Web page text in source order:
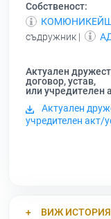
Собственост:
съдружник |
Актуален
договор, устав,
или учредителен
Актуален
учредителен акт/
ВИЖ